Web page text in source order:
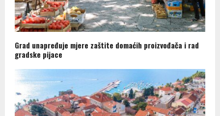
Grad unapređuje mjere zaštite domaćih proizvođača i rad
gradske pijace